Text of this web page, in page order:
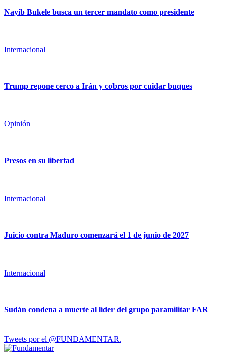
Nayib Bukele busca un tercer mandato como presidente
Internacional
Trump repone cerco a Irán y cobros por cuidar buques
Opinión
Presos en su libertad
Internacional
Juicio contra Maduro comenzará el 1 de junio de 2027
Internacional
Sudán condena a muerte al líder del grupo paramilitar FAR
Tweets por el @FUNDAMENTAR.